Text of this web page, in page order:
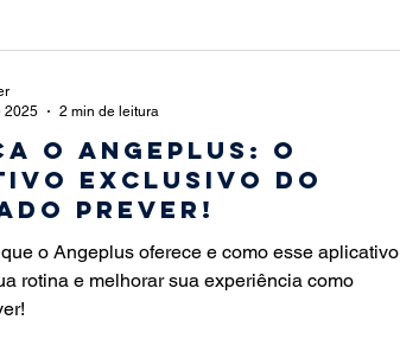
o Angeplus: o
exclusivo do
Prever!
o Angeplus oferece e como esse aplicativo
rotina e melhorar sua experiência como
2025
2 min de leitura